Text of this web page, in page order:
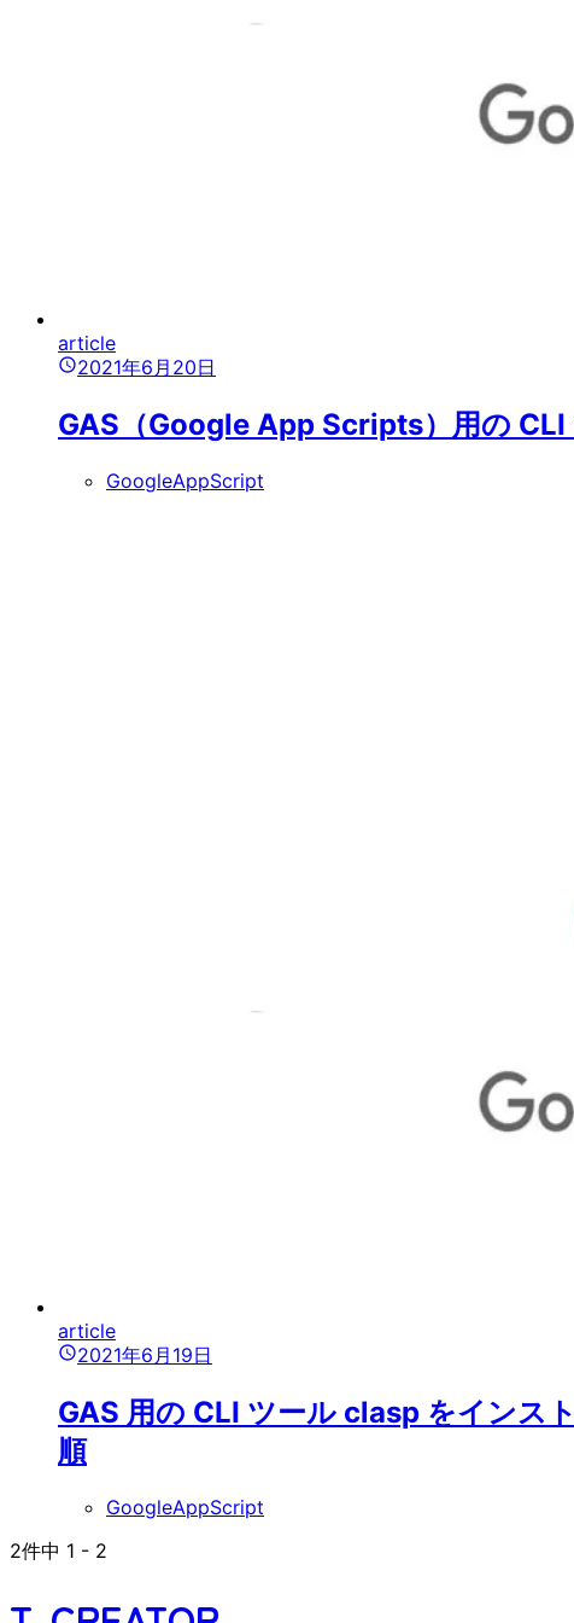
article
2021年6月20日
GAS（Google App Scripts）用の
GoogleAppScript
article
2021年6月19日
GAS 用の CLI ツール clasp をインス
順
GoogleAppScript
2件中 1 - 2